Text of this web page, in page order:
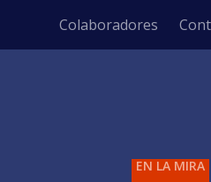
Colaboradores
EN LA MIRA